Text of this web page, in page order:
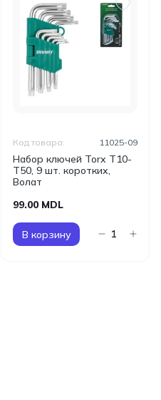
Набор ключей Torx T10-
T50, 9 шт. коротких,
Волат
Код товара: 11025-09
99.00 MDL
В корзину